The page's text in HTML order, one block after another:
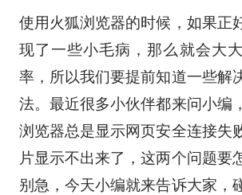
使用火狐浏览器的时候，如果正
现了一些小毛病，那么就会大
率，所以我们要提前知道一些解
法。最近很多小伙伴都来问小编
浏览器总是显示网页安全连接失
片显示不出来了，这两个问题要
别急，今天小编就来告诉大家，